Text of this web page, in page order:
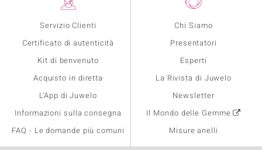
Servizio Clienti
Certificato di autenticità
Kit di benvenuto
Acquisto in diretta
L'App di Juwelo
Informazioni sulla consegna
FAQ - Le domande più comuni
Chi Siamo
Presentatori
Esperti
La Rivista di Juwelo
Newsletter
Il Mondo delle Gemme
Misure anelli